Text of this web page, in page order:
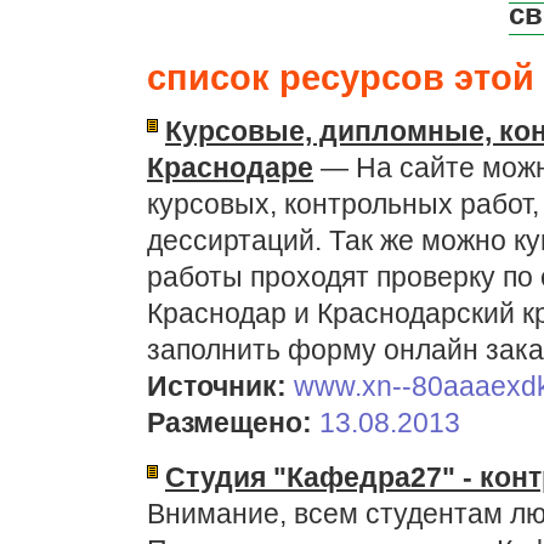
список ресурсов этой
Курсовые, дипломные,
Краснодаре — На сайте
курсовых, контрольных
дессиртаций. Так же можно
работы проходят проверку по
Краснодар и Краснодарский
заполнить форму онлайн
Источник: www.xn--
Размещено: 13.08.2013
Студия "Кафедра27" -
Внимание, всем студентам